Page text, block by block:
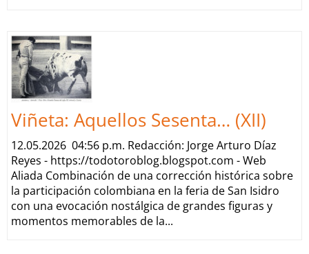
Viñeta: Aquellos Sesenta… (XII)
12.05.2026 04:56 p.m. Redacción: Jorge Arturo Díaz
Reyes - https://todotoroblog.blogspot.com - Web
Aliada Combinación de una corrección histórica sobre
la participación colombiana en la feria de San Isidro
con una evocación nostálgica de grandes figuras y
momentos memorables de la...